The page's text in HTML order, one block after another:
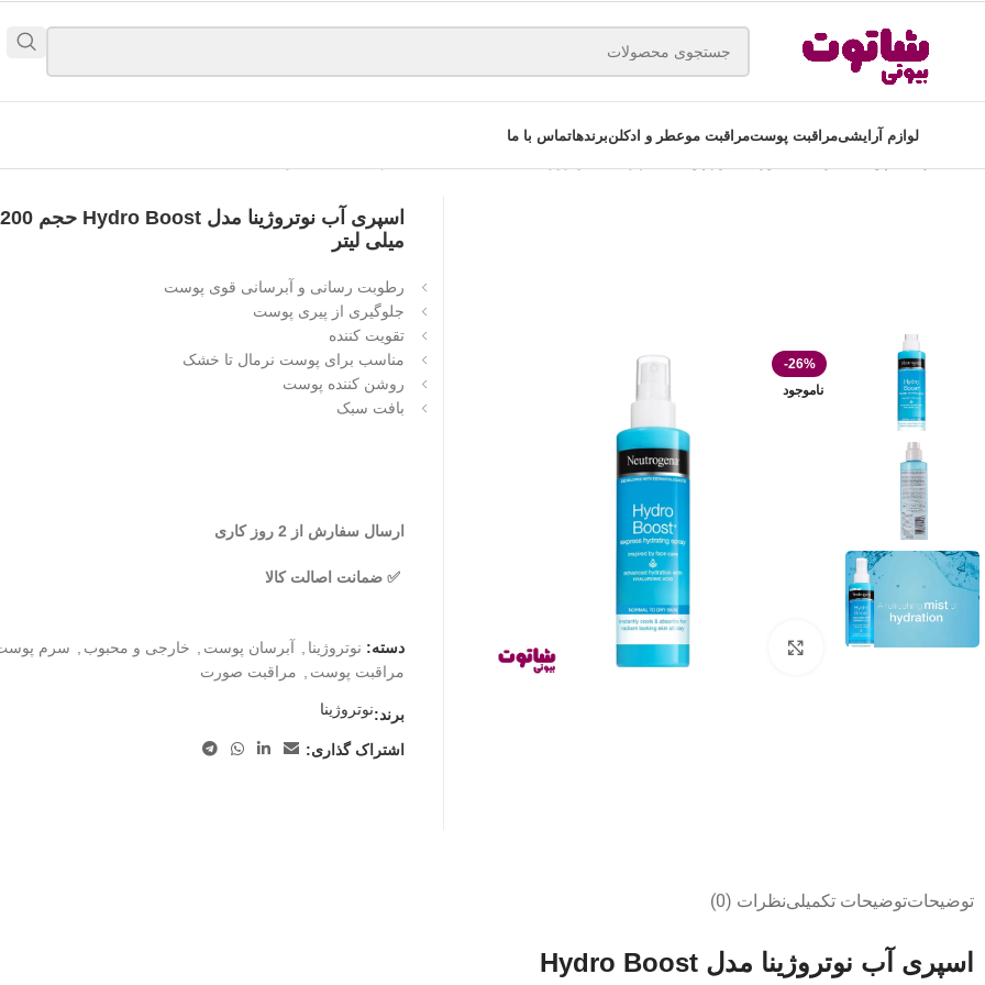
لوازم آرایشیمراقبت پوستمراقبت موعطر و ادکلنبرندهاتماس با ما
-26%
ناموجود
بزرگنمایی تصویر
اسپری آب نوتروژینا مدل Hydro Boost حجم 200
میلی لیتر
رطوبت رسانی و آبرسانی قوی پوست
جلوگیری از پیری پوست
تقویت کننده
مناسب برای پوست نرمال تا خشک
روشن کننده پوست
بافت سبک
ارسال سفارش از 2 روز کاری
✅ ضمانت اصالت کالا
دسته: نوتروژینا آبرسان پوست خارجی و محبوب
سرم
مراقبت پوست
مراقبت صورت
برند:نوتروژینا
اشتراک گذاری:
توضیحاتتوضیحات تکمیلینظرات (0)
اسپری آب نوتروژینا مدل Hydro Boost